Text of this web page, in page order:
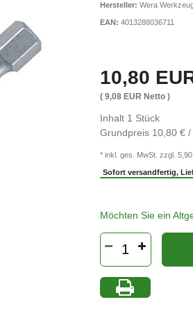
Hersteller: Wera
EAN: 4013288036711
10,80
( 9,08 EUR Netto )
Inhalt 1 Stück
Grundpreis 10,80 € /
* inkl. ges. MwSt. zzgl.
Sofort versandfertig,
Möchten Sie ein